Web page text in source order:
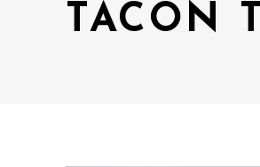
TACON